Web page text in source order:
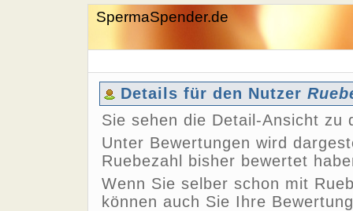
SpermaSpender.de
Details für den Nutzer
Sie sehen die Detail-Ansicht zu
Unter Bewertungen wird
Ruebezahl bisher bewertet
Wenn Sie selber schon mit
können auch Sie Ihre